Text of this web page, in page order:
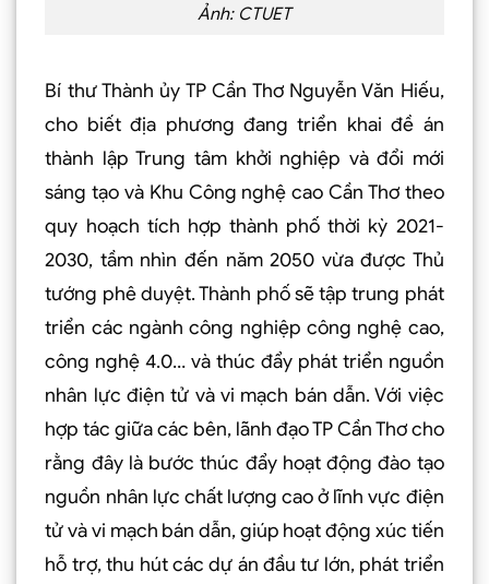
Ảnh: CTUET
Bí thư Thành ủy TP Cần Thơ Nguyễn Văn Hiếu,
cho biết địa phương đang triển khai đề án
thành lập Trung tâm khởi nghiệp và đổi mới
sáng tạo và Khu Công nghệ cao Cần Thơ theo
quy hoạch tích hợp thành phố thời kỳ 2021-
2030, tầm nhìn đến năm 2050 vừa được Thủ
tướng phê duyệt. Thành phố sẽ tập trung phát
triển các ngành công nghiệp công nghệ cao,
công nghệ 4.0… và thúc đẩy phát triển nguồn
nhân lực điện tử và vi mạch bán dẫn. Với việc
hợp tác giữa các bên, lãnh đạo TP Cần Thơ cho
rằng đây là bước thúc đẩy hoạt động đào tạo
nguồn nhân lực chất lượng cao ở lĩnh vực điện
tử và vi mạch bán dẫn, giúp hoạt động xúc tiến
hỗ trợ, thu hút các dự án đầu tư lớn, phát triển